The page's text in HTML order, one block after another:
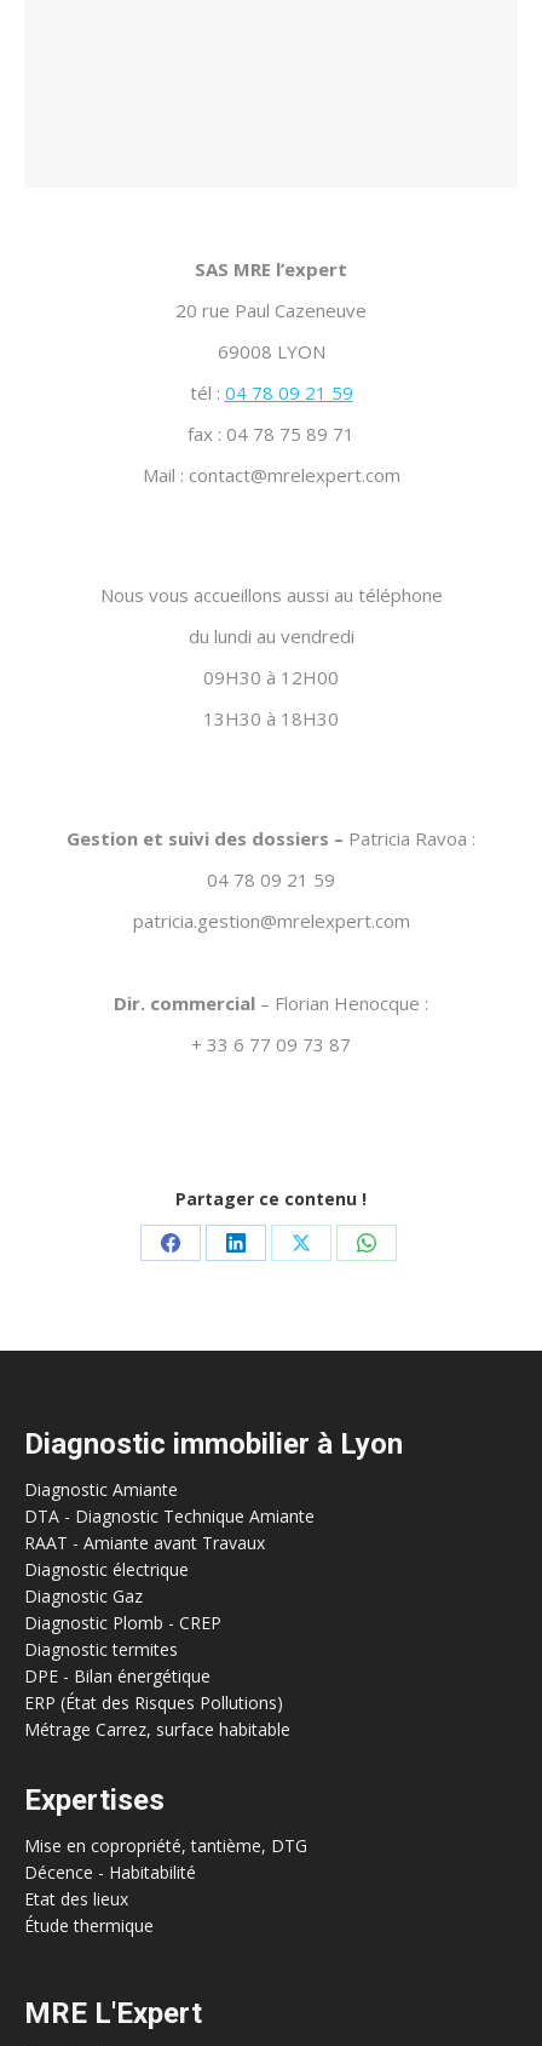
SAS MRE l’expert
20 rue Paul Cazeneuve
69008 LYON
tél : 04 78 09 21 59
fax : 04 78 75 89 71
Mail : contact@mrelexpert.com
Nous vous accueillons aussi au téléphone
du lundi au vendredi
09H30 à 12H00
13H30 à 18H30
Gestion et suivi des dossiers – Patricia Ravoa :
04 78 09 21 59
patricia.gestion@mrelexpert.com
Dir. commercial – Florian Henocque :
+ 33 6 77 09 73 87
Partager ce contenu !
Share Share Share Share
Diagnostic immobilier à Lyon
Diagnostic Amiante
DTA - Diagnostic Technique Amiante
RAAT - Amiante avant Travaux
Diagnostic électrique
Diagnostic Gaz
Diagnostic Plomb - CREP
Diagnostic termites
DPE - Bilan énergétique
ERP (État des Risques Pollutions)
Métrage Carrez, surface habitable
Expertises
Mise en copropriété, tantième, DTG
Décence - Habitabilité
Etat des lieux
Étude thermique
MRE L'Expert